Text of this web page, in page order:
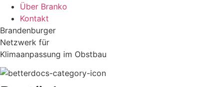
Über Branko
Kontakt
Brandenburger
Netzwerk für
Klimaanpassung im Obstbau